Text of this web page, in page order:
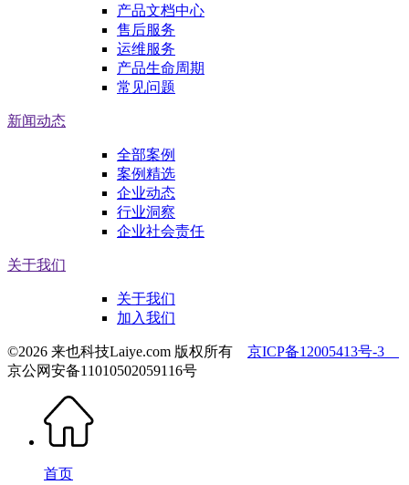
产品文档中心
售后服务
运维服务
产品生命周期
常见问题
新闻动态
全部案例
案例精选
企业动态
行业洞察
企业社会责任
关于我们
关于我们
加入我们
©2026 来也科技Laiye.com 版权所有 京ICP备12005413号-3
京公网安备11010502059116号
首页